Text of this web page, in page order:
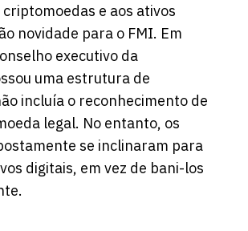
e aos ativos
novidade para o FMI. Em
executivo da
uma estrutura de
incluía o reconhecimento de
legal. No entanto, os
se inclinaram para
digitais, em vez de bani-los